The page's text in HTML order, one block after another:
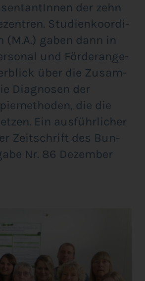
der zehn
Stu­di­en­ko­or­di­
(M.A.) gaben dann in
und För­der­an­ge­
über die Zusam­
Dia­gno­sen der
die die
Ein aus­führ­li­cher
Zeit­schrift des Bun­
Nr. 86 Dezem­ber